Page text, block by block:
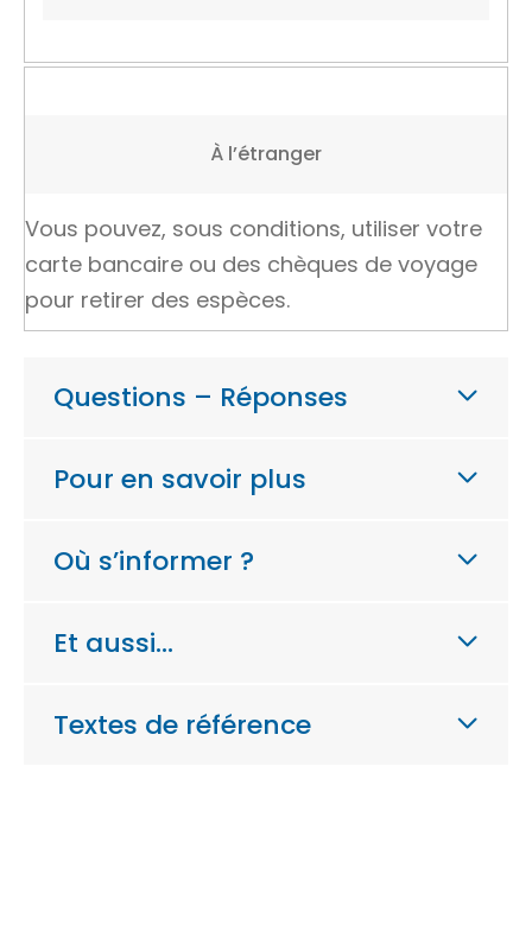
À l’étranger
Vous pouvez, sous conditions, utiliser votre
carte bancaire ou des chèques de voyage
pour retirer des espèces.
Questions – Réponses
Pour en savoir plus
Où s’informer ?
Et aussi…
Textes de référence